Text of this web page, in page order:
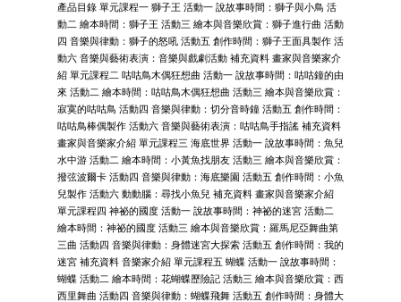
產品目錄 單元課程一 獅子王 活動一 說故事時間：獅子與小鳥 活
動二 繪本時間：獅子王 活動三 繪本與音樂欣賞：獅子進行曲 活動
四 音樂與律動：獅子的怒吼 活動五 創作時間：獅子王面具製作 活
動六 音樂與藝術表演：音樂與戲劇活動 補充資料 畫家與音樂家介
紹 單元課程二 咕咕鳥木偶狂想曲 活動一 說故事時間：咕咕鐘的由
來 活動二 繪本時間：咕咕鳥木偶狂想曲 活動三 繪本與音樂欣賞：
寂寞的咕咕鳥 活動四 音樂與律動：切分音時鐘 活動五 創作時間：
咕咕鳥棒偶製作 活動六 音樂與藝術表演：咕咕鳥手指謠 補充資料
畫家與音樂家介紹 單元課程三 海底世界 活動一 說故事時間：魚兒
水中游 活動二 繪本時間：小黃魚找朋友 活動三 繪本與音樂欣賞：
撥弦波爾卡 活動四 音樂與律動：海底樂園 活動五 創作時間：小魚
兒製作 活動六 動動腦：尋找小魚兒 補充資料 畫家與音樂家介紹
單元課程四 神祕的國度 活動一 說故事時間：神祕的迷宮 活動二
繪本時間：神祕的國度 活動三 繪本與音樂欣賞：羅馬尼亞舞曲第
三曲 活動四 音樂與律動：身體迷宮大探索 活動五 創作時間：我的
迷宮 補充資料 音樂家介紹 單元課程五 蝴蝶 活動一 說故事時間：
蝴蝶 活動二 繪本時間：花蝴蝶歷險記 活動三 繪本與音樂欣賞：西
西里舞曲 活動四 音樂與律動：蝴蝶飛舞 活動五 創作時間：身體大